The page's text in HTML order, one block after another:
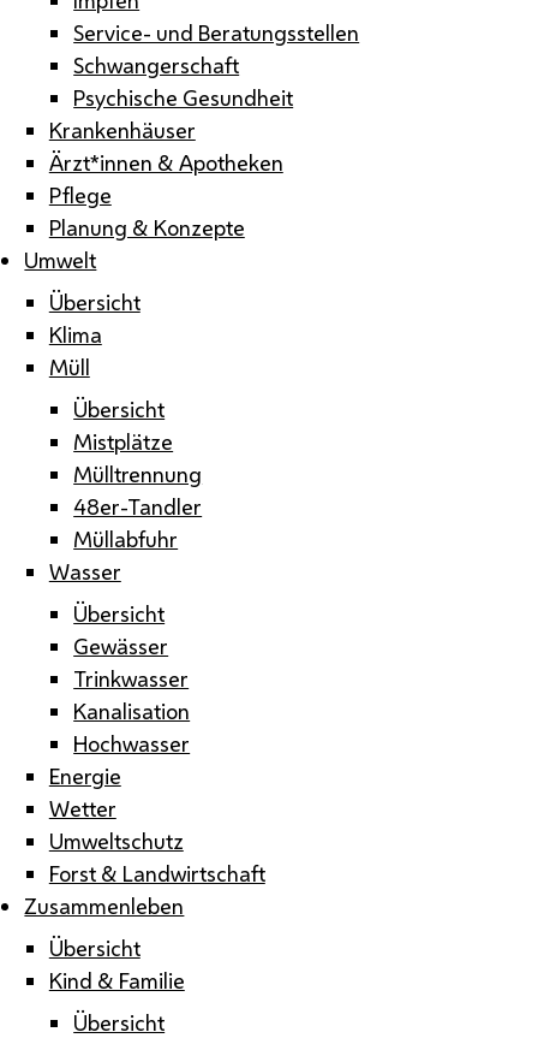
Service- und Beratungsstellen
Schwangerschaft
Psychische Gesundheit
Krankenhäuser
Ärzt*innen & Apotheken
Pflege
Planung & Konzepte
Umwelt
Übersicht
Klima
Müll
Übersicht
Mistplätze
Mülltrennung
48er-Tandler
Müllabfuhr
Wasser
Übersicht
Gewässer
Trinkwasser
Kanalisation
Hochwasser
Energie
Wetter
Umweltschutz
Forst & Landwirtschaft
Zusammenleben
Übersicht
Kind & Familie
Übersicht